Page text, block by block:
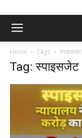
Home Tags स्पाइसजेट
Tag: स्पाइसजेट